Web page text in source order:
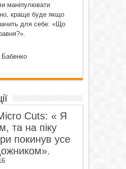
маніпулювати
краще буде якщо
для себе: «Що
Cuts: « Я
та на піку
покинув усе